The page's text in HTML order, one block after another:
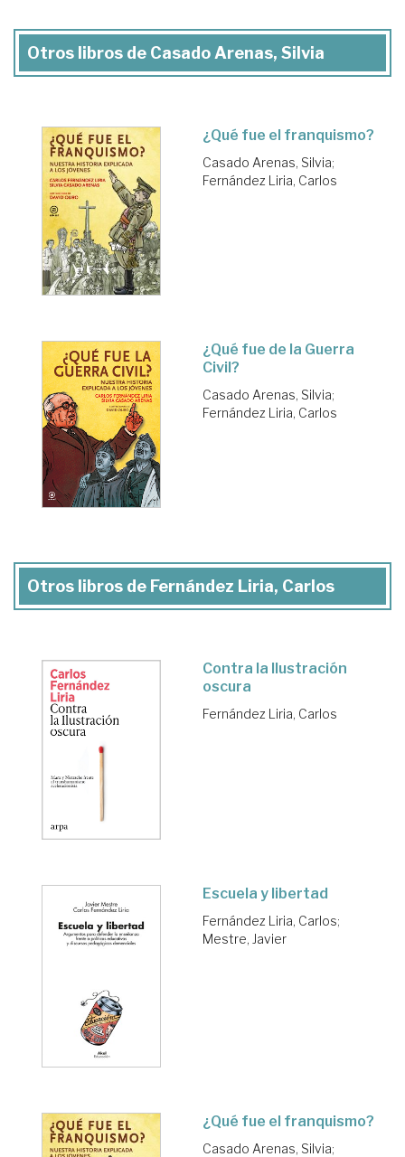
Otros libros de Casado Arenas, Silvia
¿Qué fue el franquismo?
Casado Arenas, Silvia;
Fernández Liria, Carlos
¿Qué fue de la Guerra
Civil?
Casado Arenas, Silvia;
Fernández Liria, Carlos
Otros libros de Fernández Liria, Carlos
Contra la Ilustración
oscura
Fernández Liria, Carlos
Escuela y libertad
Fernández Liria, Carlos;
Mestre, Javier
¿Qué fue el franquismo?
Casado Arenas, Silvia;